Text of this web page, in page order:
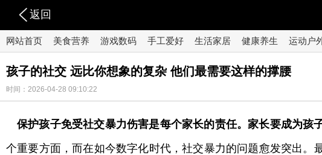
返回
网站首页 美食营养 游戏数码 手工爱好 生活家居 健康养生 运动户
孩子的社交 远比你想象的复杂 他们最需要这样的撑腰
时间：2026-04-28 09:10:22
保护孩子免受社交暴力伤害是每个家长的责任。家长要成为
个重要方面，而在如今数字化时代，社交暴力的问题愈发突出。